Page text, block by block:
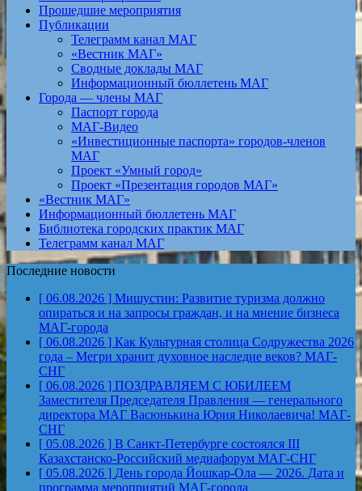
Прошедшие мероприятия
Публикации
Телеграмм канал МАГ
«Вестник МАГ»
Сводные доклады МАГ
Информационный бюллетень МАГ
Города — члены МАГ
Паспорт города
МАГ-Видео
«Инвестиционные паспорта» городов-членов
МАГ
Проект «Умный город»
Проект «Презентация городов МАГ»
«Вестник МАГ»
Информационный бюллетень МАГ
Библиотека городских практик МАГ
Телеграмм канал МАГ
Последние новости
[ 06.08.2026 ] Мишустин: Развитие туризма должно
опираться и на запросы граждан, и на мнение бизнеса
МАГ-города
[ 06.08.2026 ] Как Культурная столица Содружества 2026
года – Мегри хранит духовное наследие веков? МАГ-
СНГ
[ 06.08.2026 ] ПОЗДРАВЛЯЕМ С ЮБИЛЕЕМ
Заместителя Председателя Правления — генерального
директора МАГ Васюнькина Юрия Николаевича! МАГ-
СНГ
[ 05.08.2026 ] В Санкт-Петербурге состоялся III
Казахстанско-Российский медиафорум МАГ-СНГ
[ 05.08.2026 ] День города Йошкар-Ола — 2026. Дата и
программа мероприятий МАГ-города